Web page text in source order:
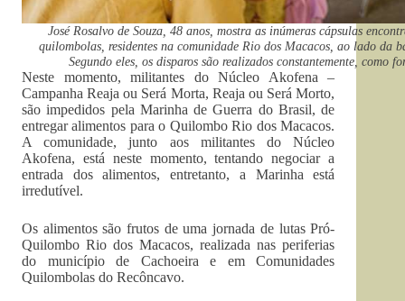
José Rosalvo de Souza, 48 anos, mostra as inúmeras cápsulas
quilombolas, residentes na comunidade Rio dos Macacos, ao lado da
Segundo eles, os disparos são realizados constantemente, como
Neste momento, militantes do Núcleo Akofena –
Campanha Reaja ou Será Morta, Reaja ou Será Morto,
são impedidos pela Marinha de Guerra do Brasil, de
entregar alimentos para o Quilombo Rio dos Macacos.
A comunidade, junto aos militantes do Núcleo
Akofena, está neste momento, tentando negociar a
entrada dos alimentos, entretanto, a Marinha está
irredutível.
Os alimentos são frutos de uma jornada de lutas Pró-
Quilombo Rio dos Macacos, realizada nas periferias
do município de Cachoeira e em Comunidades
Quilombolas do Recôncavo.